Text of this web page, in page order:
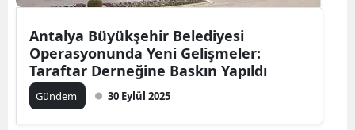
Antalya Büyükşehir Belediyesi
Operasyonunda Yeni Gelişmeler:
Taraftar Derneğine Baskın Yapıldı
Gündem 30 Eylül 2025